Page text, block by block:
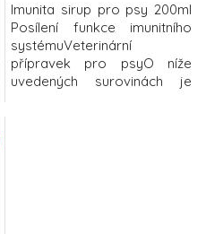
Imunita sirup pro psy 200ml
Posílení funkce imunitního
systémuVeterinární
přípravek pro psyO níže
uvedených surovinách je